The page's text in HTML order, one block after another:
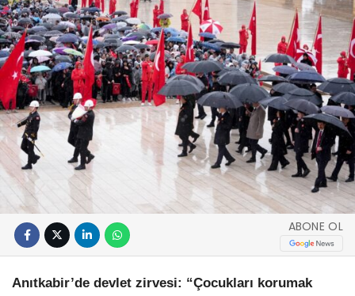
ABONE OL
Anıtkabir’de devlet zirvesi: “Çocukları korumak